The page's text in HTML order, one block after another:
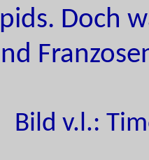
Doch
Bild v.l.: